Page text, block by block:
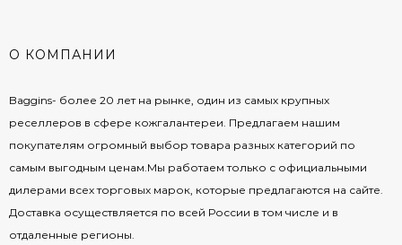
О КОМПАНИИ
Baggins- более 20 лет на рынке, один из самых крупных
реселлеров в сфере кожгалантереи. Предлагаем нашим
покупателям огромный выбор товара разных категорий по
самым выгодным ценам.Мы работаем только с официальными
дилерами всех торговых марок, которые предлагаются на сайте.
Доставка осуществляется по всей России в том числе и в
отдаленные регионы.